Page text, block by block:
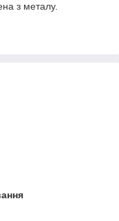
з металу.